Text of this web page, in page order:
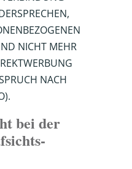
NICHT MEHR
NACH
bei der